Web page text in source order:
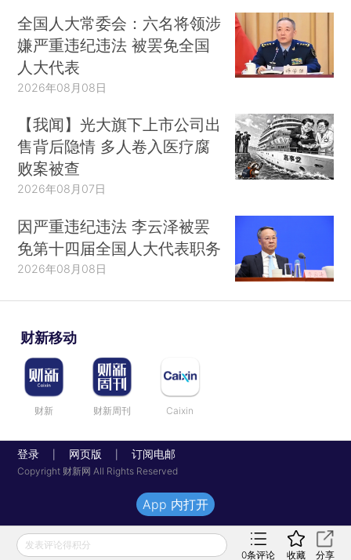
全国人大常委会：六名将领涉
嫌严重违纪违法 被罢免全国
人大代表
2026年08月08日
【我闻】光大旗下上市公司出
售背后隐情 多人卷入医疗腐
败案被查
2026年08月07日
因严重违纪违法 李云泽被罢
免第十四届全国人大代表职务
2026年08月08日
财新移动
财新 财新周刊 Caixin
登录 网页版 订阅电邮
Copyright 财新网 All Rights Reserved
发表评论得积分
0条评论 收藏 分享
App 内打开